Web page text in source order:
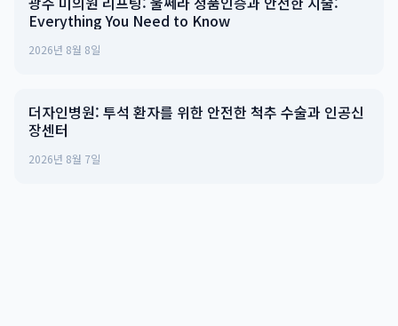
Everything You Need to Know
2026년 8월 8일
더자인병원: 투석 환자를 위한 안전한 척추 수술과 인공신
장센터
2026년 8월 7일